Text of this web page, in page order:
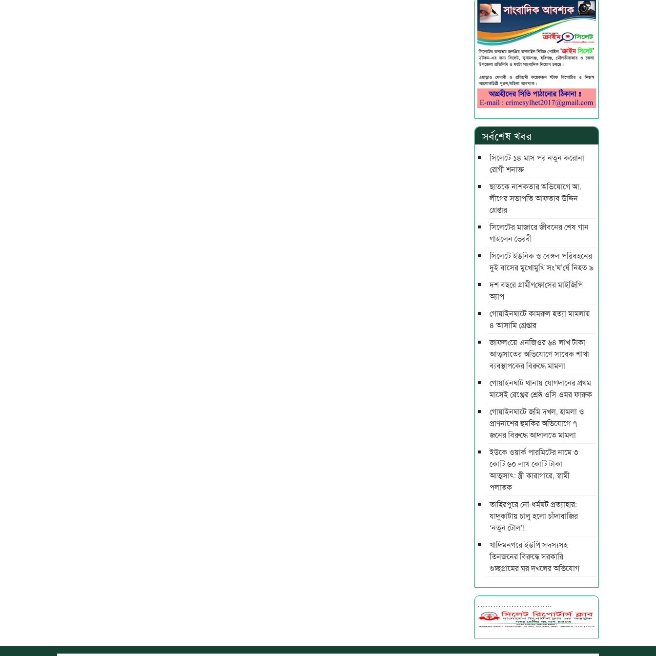
সর্বশেষ খবর
সিলেটে ১৪ মাস পর নতুন করোনা
রোগী শনাক্ত
ছাতকে নাশকতার অভিযোগে আ.
লীগের সভাপ‌তি আফতাব উদ্দিন
গ্রেপ্তার
সিলেটের মাজারে জীবনের শেষ গান
গাইলেন ভৈরবী
সিলেটে ইউনিক ও বেঙ্গল পরিবহনের
দুই বাসের মুখোমুখি সং’ঘ’র্ষে নিহত ৯
দশ বছ‌রে গ্রামীণ‌ফো‌সের মাইজিপি
অ্যাপ
গোয়াইনঘাটে কামরুল হত্যা মামলায়
৪ আসামি গ্রেপ্তার
জাফলংয়ে এনজিওর ৬৪ লাখ টাকা
আত্মসাতের অভিযোগে সাবেক শাখা
ব্যবস্থাপকের বিরুদ্ধে মামলা
গোয়াইনঘাট থানায় যোগদানের প্রথম
মাসেই রেঞ্জের শ্রেষ্ঠ ওসি ওমর ফারুক
গোয়াইনঘাটে জমি দখল, হামলা ও
প্রাণনাশের হুমকির অভিযোগে ৭
জনের বিরুদ্ধে আদালতে মামলা
ইউকে ওয়ার্ক পারমিটের নামে ৩
কোটি ৬০ লাখ কোটি টাকা
আত্মসাৎ: স্ত্রী কারাগারে, স্বামী
পলাতক
তাহিরপুরে নৌ-ধর্মঘট প্রত্যাহার:
যাদুকাটায় চালু হলো চাঁদাবাজির
‘নতুন টোল’!
খাদিমনগরে ইউপি সদস্যসহ
তিনজনের বিরুদ্ধে সরকারি
গুচ্ছগ্রামের ঘর দখলের অভিযোগ
………………………..